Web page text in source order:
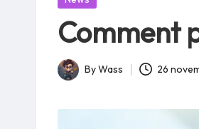
Comment
Posted
ByWass 26